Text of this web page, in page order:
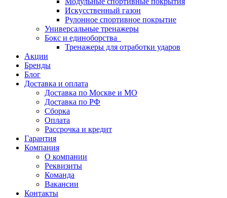
Искусственный газон
Рулонное спортивное покрытие
Универсальные тренажеры
Бокс и единоборства
Тренажеры для отработки ударов
Акции
Бренды
Блог
Доставка и оплата
Доставка по Москве и МО
Доставка по РФ
Сборка
Оплата
Рассрочка и кредит
Гарантия
Компания
О компании
Реквизиты
Команда
Вакансии
Контакты